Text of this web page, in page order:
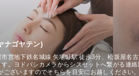
ナゴヤテン)
市営地下鉄名城線 矢場町駅 徒歩3分、松坂屋名
す。ヨドバシカメラからシスセットへ繋がる連
ざいますのでそちらを目安にお越しください。